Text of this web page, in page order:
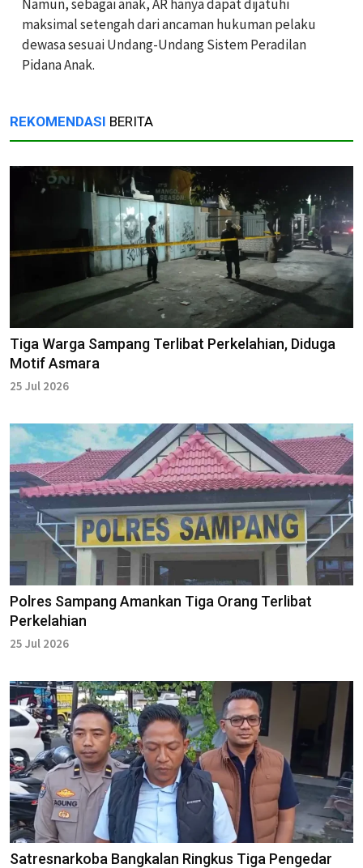
Namun, sebagai anak, AR hanya dapat dijatuhi
maksimal setengah dari ancaman hukuman pelaku
dewasa sesuai Undang-Undang Sistem Peradilan
Pidana Anak.
REKOMENDASI BERITA
Tiga Warga Sampang Terlibat Perkelahian, Diduga
Motif Asmara
25 Jul 2026
Polres Sampang Amankan Tiga Orang Terlibat
Perkelahian
25 Jul 2026
Satresnarkoba Bangkalan Ringkus Tiga Pengedar